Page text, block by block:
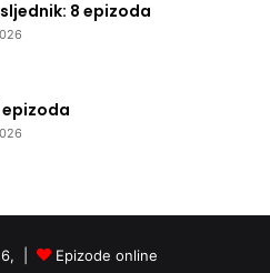
8 epizoda
epizoda
| Epizode online